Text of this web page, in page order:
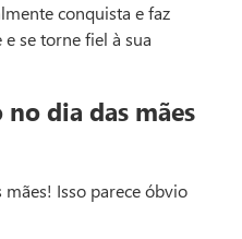
conquista e faz
se torne fiel à sua
dia das mães
Isso parece óbvio